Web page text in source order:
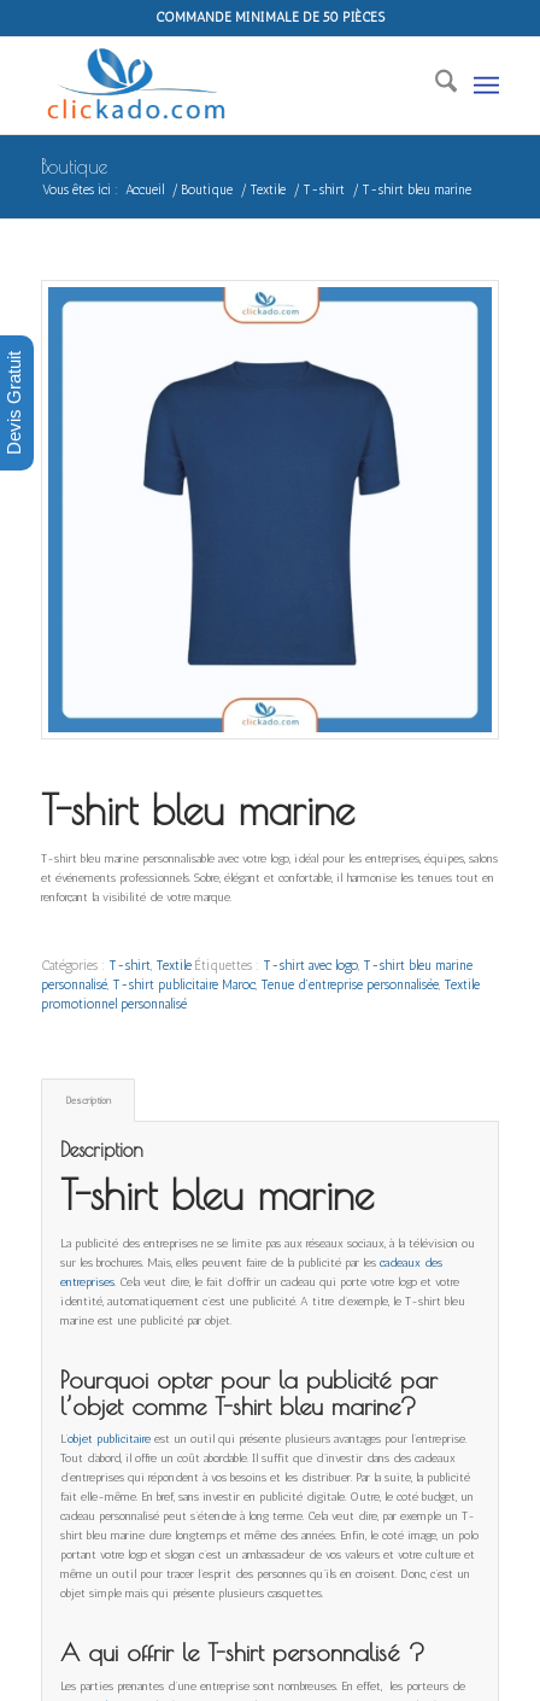
COMMANDE MINIMALE DE 50 PIÈCES
Boutique
Vous êtes ici : Accueil / Boutique / Textile / T-shirt / T-shirt bleu marine
T-shirt bleu marine
T-shirt bleu marine personnalisable avec votre logo, idéal pour les entreprises, équipes, salons
et événements professionnels. Sobre, élégant et confortable, il harmonise les tenues tout en
renforçant la visibilité de votre marque.
Catégories : T-shirt, Textile Étiquettes : T-shirt avec logo, T-shirt bleu marine
personnalisé, T-shirt publicitaire Maroc, Tenue d’entreprise personnalisée, Textile
promotionnel personnalisé
Description
Description
T-shirt bleu marine
La publicité des entreprises ne se limite pas aux réseaux sociaux, à la télévision ou
sur les brochures. Mais, elles peuvent faire de la publicité par les cadeaux des
entreprises. Cela veut dire, le fait d’offrir un cadeau qui porte votre logo et votre
identité, automatiquement c’est une publicité. A titre d’exemple, le T-shirt bleu
marine est une publicité par objet.
Pourquoi opter pour la publicité par
l’objet comme T-shirt bleu marine?
L’objet publicitaireest un outil qui présente plusieurs avantages pour l’entreprise.
Tout d’abord, il offre un coût abordable. Il suffit que d’investir dans des cadeaux
d’entreprises qui répondent à vos besoins et les distribuer. Par la suite, la publicité
fait elle-même. En bref, sans investir en publicité digitale. Outre, le coté budget, un
cadeau personnalisé peut s’étendre à long terme. Cela veut dire, par exemple un T-
shirt bleu marine dure longtemps et même des années. Enfin, le coté image, un polo
portant votre logo et slogan c’est un ambassadeur de vos valeurs et votre culture et
même un outil pour tracer l’esprit des personnes qu’ils en croisent. Donc, c’est un
objet simple mais qui présente plusieurs casquettes.
A qui offrir le T-shirt personnalisé ?
Les parties prenantes d’une entreprise sont nombreuses. En effet, les porteurs de
Devis Gratuit